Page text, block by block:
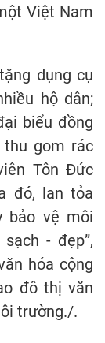
Việt Nam
dụng cụ
hộ dân;
biểu đồng
thu gom rác
Tôn Đức
đó, lan tỏa
bảo vệ môi
- đẹp”,
hóa cộng
đô thị văn
trường./.